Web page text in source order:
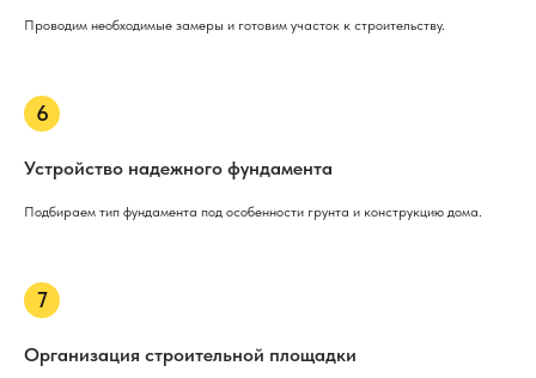
Проводим необходимые замеры и готовим участок к строительству.
Устройство надежного фундамента
Подбираем тип фундамента под особенности грунта и конструкцию дома.
Организация строительной площадки